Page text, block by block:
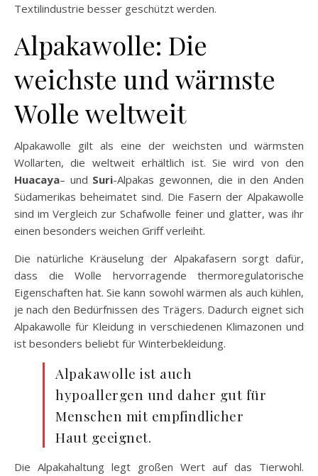
Textilindustrie besser geschützt werden.
Alpakawolle: Die
weichste und wärmste
Wolle weltweit
Alpakawolle gilt als eine der weichsten und wärmsten
Wollarten, die weltweit erhältlich ist. Sie wird von den
Huacaya– und Suri-Alpakas gewonnen, die in den Anden
Südamerikas beheimatet sind. Die Fasern der Alpakawolle
sind im Vergleich zur Schafwolle feiner und glatter, was ihr
einen besonders weichen Griff verleiht.
Die natürliche Kräuselung der Alpakafasern sorgt dafür,
dass die Wolle hervorragende thermoregulatorische
Eigenschaften hat. Sie kann sowohl wärmen als auch kühlen,
je nach den Bedürfnissen des Trägers. Dadurch eignet sich
Alpakawolle für Kleidung in verschiedenen Klimazonen und
ist besonders beliebt für Winterbekleidung.
Alpakawolle ist auch
hypoallergen und daher gut für
Menschen mit empfindlicher
Haut geeignet.
Die Alpakahaltung legt großen Wert auf das Tierwohl.